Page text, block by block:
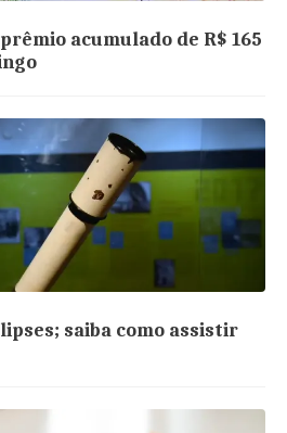
acumulado de R$ 165
saiba como assistir